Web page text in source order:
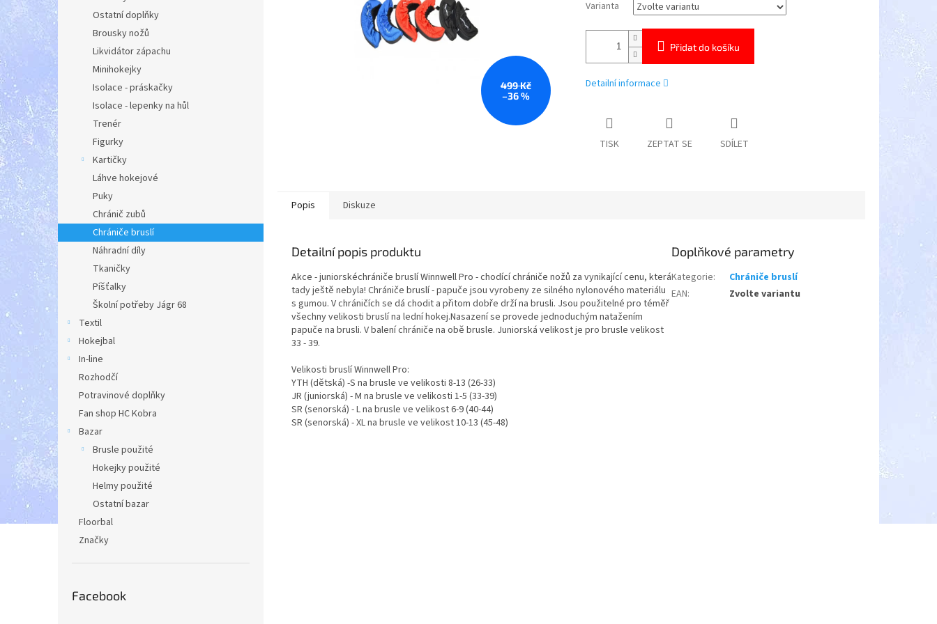
n
Ostatní doplňky
Brousky nožů
Likvidátor zápachu
Minihokejky
Isolace - práskačky
Isolace - lepenky na hůl
Trenér
Figurky
Kartičky
Láhve hokejové
Puky
Chránič zubů
Chrániče bruslí
Náhradní díly
Tkaničky
Píšťalky
Školní potřeby Jágr 68
Textil
Hokejbal
In-line
Rozhodčí
Potravinové doplňky
Fan shop HC Kobra
Bazar
Brusle použité
Hokejky použité
Helmy použité
Ostatní bazar
Floorbal
Značky
Facebook
499 Kč
–36 %
Varianta
Přidat do košíku
Detailní informace
TISK ZEPTAT SE SDÍLET
Popis Diskuze
Detailní popis produktu
Akce - juniorskéchrániče bruslí Winnwell Pro - chodící chrániče nožů za vynikající cenu, která
tady ještě nebyla! Chrániče bruslí - papuče jsou vyrobeny ze silného nylonového materiálu
s gumou. V chráničích se dá chodit a přitom dobře drží na brusli. Jsou použitelné pro téměř
všechny velikosti bruslí na lední hokej.Nasazení se provede jednoduchým natažením
papuče na brusli. V balení chrániče na obě brusle. Juniorská velikost je pro brusle velikost
33 - 39.
Velikosti bruslí Winnwell Pro:
YTH (dětská) -S na brusle ve velikosti 8-13 (26-33)
JR (juniorská) - M na brusle ve velikosti 1-5 (33-39)
SR (senorská) - L na brusle ve velikost 6-9 (40-44)
SR (senorská) - XL na brusle ve velikost 10-13 (45-48)
Doplňkové parametry
Kategorie:
Chrániče bruslí
EAN: Zvolte variantu